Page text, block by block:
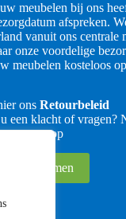
meubelen bij ons
afspreken.
vanuit ons centrale
onze voordelige
meubelen kosteloos
ons Retourbeleid
een klacht of vragen?
met ons op
opnemen